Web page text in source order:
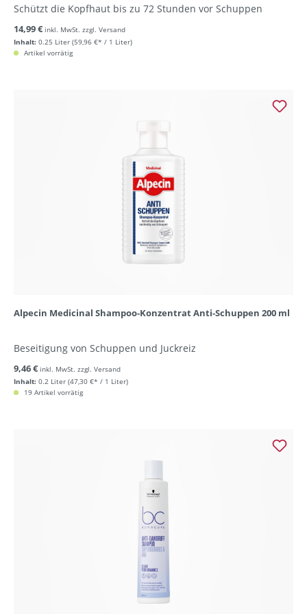
Schützt die Kopfhaut bis zu 72 Stunden vor Schuppen
Inhalt: 0.25 Liter (59,96 €* / 1 Liter)
14,99 € inkl. MwSt. zzgl. Versand
Artikel vorrätig
Alpecin Medicinal Shampoo-Konzentrat Anti-Schuppen 200 ml
Beseitigung von Schuppen und Juckreiz
Inhalt: 0.2 Liter (47,30 €* / 1 Liter)
9,46 € inkl. MwSt. zzgl. Versand
19 Artikel vorrätig